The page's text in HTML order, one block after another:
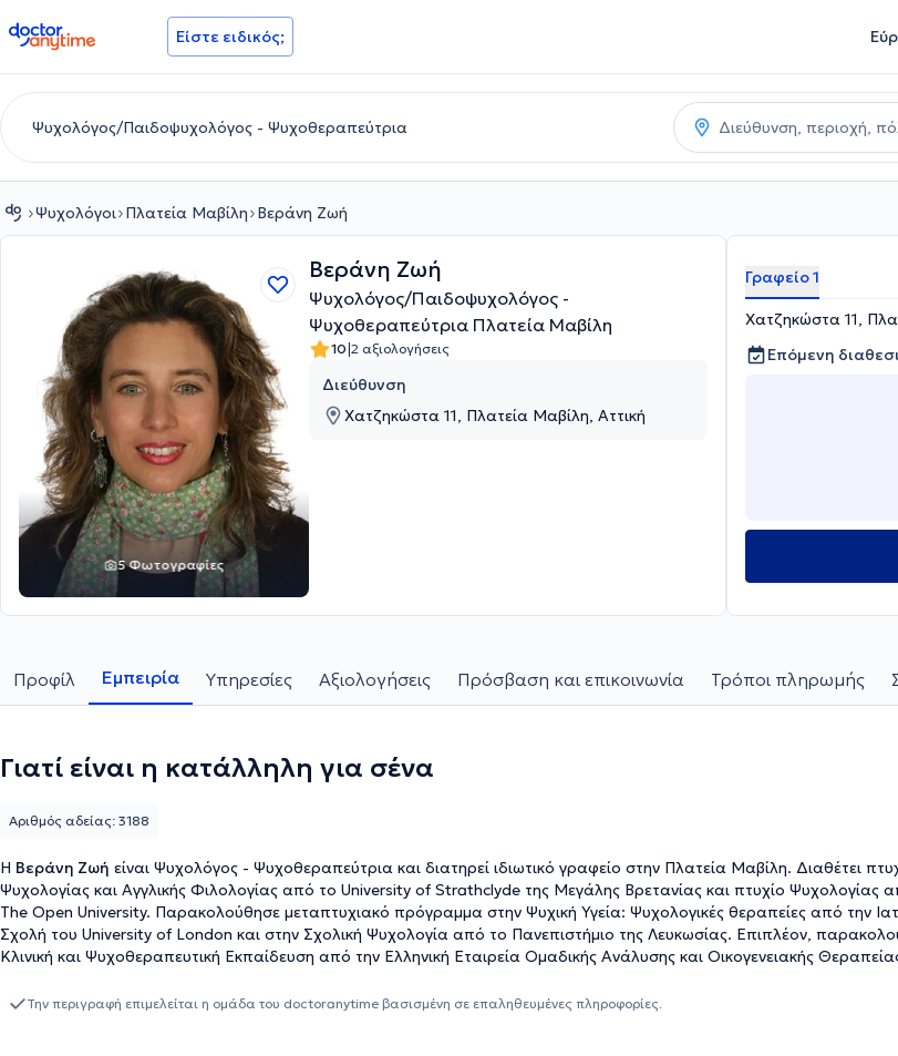
doctoranytime Είστε ειδικός;
Ψυχολόγοι Πλατεία Μαβίλη Βεράνη Ζωή
5 Φωτογραφίες
Βεράνη Ζωή
Ψυχολόγος/Παιδοψυχολόγος -
Ψυχοθεραπεύτρια Πλατεία Μαβίλη
10|2 αξιολογήσεις
Διεύθυνση
Χατζηκώστα 11, Πλατεία Μαβίλη, Αττική
Γραφείο 1
Χατζηκώστα 11,
Επόμενη
Προφίλ Εμπειρία Υπηρεσίες Αξιολογήσεις Πρόσβαση και επικοινωνία Τρόποι πληρωμής
Γιατί είναι η κατάλληλη για σένα
Η Βεράνη Ζωή είναι Ψυχολόγος - Ψυχοθεραπεύτρια και διατηρεί ιδιωτικό γραφείο στην Πλατεία Μαβίλη. Διαθέτει
Ψυχολογίας και Αγγλικής Φιλολογίας από το University of Strathclyde της Μεγάλης Βρετανίας και πτυχίο Ψυχολογίας
The Open University. Παρακολούθησε μεταπτυχιακό πρόγραμμα στην Ψυχική Υγεία: Ψυχολογικές θεραπείες από την
Σχολή του University of London και στην Σχολική Ψυχολογία από το Πανεπιστήμιο της Λευκωσίας. Επιπλέον,
Κλινική και Ψυχοθεραπευτική Εκπαίδευση από την Ελληνική Εταιρεία Ομαδικής Ανάλυσης και Οικογενειακής
Διαταραχών Προσωπικότητας της Α’ Ψυχιατρικής Κλινικής του Αιγινήτειου Νοσοκομείου. Εργάστηκε στο Πρόγραμμα
Αριθμός αδείας: 3188
Την περιγραφή επιμελείται η ομάδα του doctoranytime βασισμένη σε επαληθευμένες πληροφορίες.